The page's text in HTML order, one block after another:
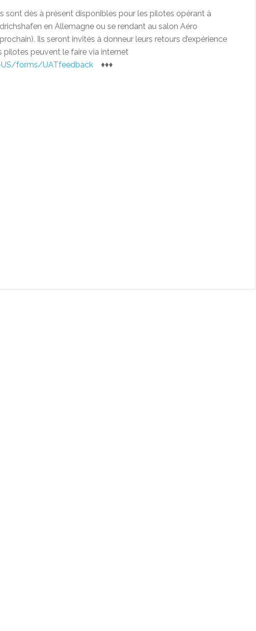
sont dès à présent disponibles pour les pilotes opérant à
en Allemagne ou se rendant au salon Aéro
Ils seront invités à donneur leurs retours d’expérience
pilotes peuvent le faire via internet
forms/UATfeedback
♦♦♦